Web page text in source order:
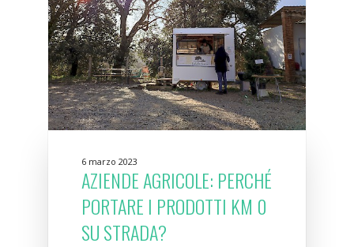
6 marzo 2023
AZIENDE AGRICOLE: PERCHÉ
PORTARE I PRODOTTI KM 0
SU STRADA?